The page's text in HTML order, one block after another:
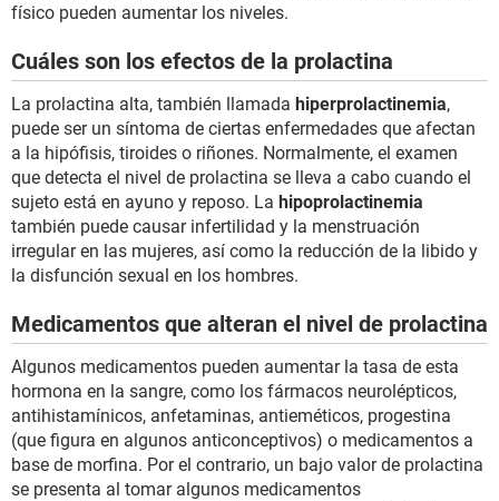
físico pueden aumentar los niveles.
Cuáles son los efectos de la prolactina
La prolactina alta, también llamada hiperprolactinemia,
puede ser un síntoma de ciertas enfermedades que afectan
a la hipófisis, tiroides o riñones. Normalmente, el examen
que detecta el nivel de prolactina se lleva a cabo cuando el
sujeto está en ayuno y reposo. La hipoprolactinemia
también puede causar infertilidad y la menstruación
irregular en las mujeres, así como la reducción de la libido y
la disfunción sexual en los hombres.
Medicamentos que alteran el nivel de prolactina
Algunos medicamentos pueden aumentar la tasa de esta
hormona en la sangre, como los fármacos neurolépticos,
antihistamínicos, anfetaminas, antieméticos, progestina
(que figura en algunos anticonceptivos) o medicamentos a
base de morfina. Por el contrario, un bajo valor de prolactina
se presenta al tomar algunos medicamentos